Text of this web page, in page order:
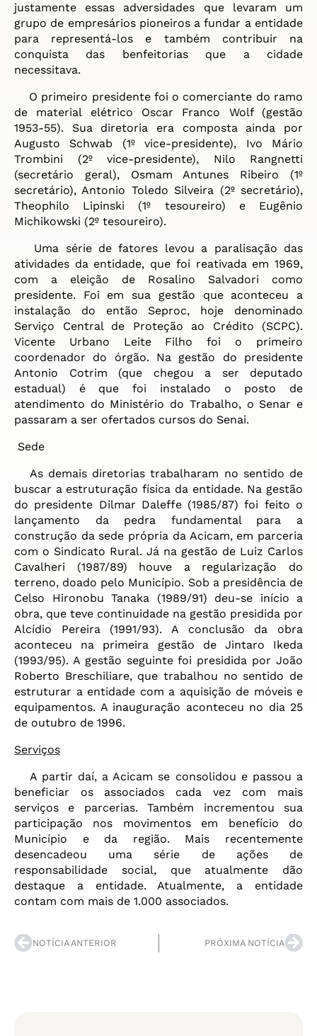
justamente essas adversidades que levaram um
grupo de empresários pioneiros a fundar a entidade
para representá-los e também contribuir na
conquista das benfeitorias que a cidade
necessitava.
O primeiro presidente foi o comerciante do ramo
de material elétrico Oscar Franco Wolf (gestão
1953-55). Sua diretoria era composta ainda por
Augusto Schwab (1º vice-presidente), Ivo Mário
Trombini (2º vice-presidente), Nilo Rangnetti
(secretário geral), Osmam Antunes Ribeiro (1º
secretário), Antonio Toledo Silveira (2º secretário),
Theophilo Lipinski (1º tesoureiro) e Eugênio
Michikowski (2º tesoureiro).
Uma série de fatores levou a paralisação das
atividades da entidade, que foi reativada em 1969,
com a eleição de Rosalino Salvadori como
presidente. Foi em sua gestão que aconteceu a
instalação do então Seproc, hoje denominado
Serviço Central de Proteção ao Crédito (SCPC).
Vicente Urbano Leite Filho foi o primeiro
coordenador do órgão. Na gestão do presidente
Antonio Cotrim (que chegou a ser deputado
estadual) é que foi instalado o posto de
atendimento do Ministério do Trabalho, o Senar e
passaram a ser ofertados cursos do Senai.
Sede
As demais diretorias trabalharam no sentido de
buscar a estruturação física da entidade. Na gestão
do presidente Dilmar Daleffe (1985/87) foi feito o
lançamento da pedra fundamental para a
construção da sede própria da Acicam, em parceria
com o Sindicato Rural. Já na gestão de Luiz Carlos
Cavalheri (1987/89) houve a regularização do
terreno, doado pelo Município. Sob a presidência de
Celso Hironobu Tanaka (1989/91) deu-se início a
obra, que teve continuidade na gestão presidida por
Alcídio Pereira (1991/93). A conclusão da obra
aconteceu na primeira gestão de Jintaro Ikeda
(1993/95). A gestão seguinte foi presidida por João
Roberto Breschiliare, que trabalhou no sentido de
estruturar a entidade com a aquisição de móveis e
equipamentos. A inauguração aconteceu no dia 25
de outubro de 1996.
Serviços
A partir daí, a Acicam se consolidou e passou a
beneficiar os associados cada vez com mais
serviços e parcerias. Também incrementou sua
participação nos movimentos em benefício do
Município e da região. Mais recentemente
desencadeou uma série de ações de
responsabilidade social, que atualmente dão
destaque a entidade. Atualmente, a entidade
contam com mais de 1.000 associados.
NOTÍCIA ANTERIOR PRÓXIMA NOTÍCIA